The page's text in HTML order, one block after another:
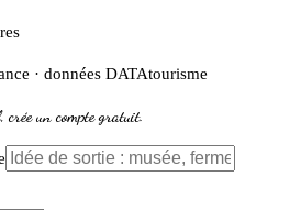
· données DATAtourisme
un compte gratuit.